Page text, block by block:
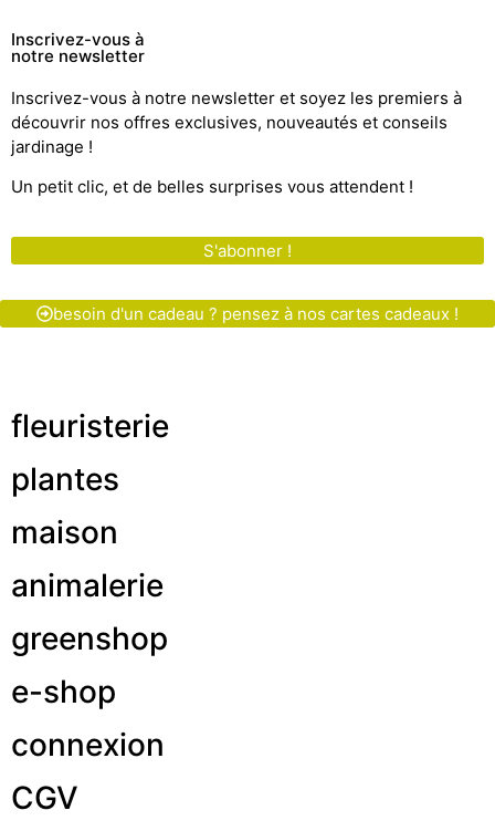
Inscrivez-vous à
notre newsletter
Inscrivez-vous à notre newsletter et soyez les premiers à
découvrir nos offres exclusives, nouveautés et conseils
jardinage !
Un petit clic, et de belles surprises vous attendent !
S'abonner !
besoin d'un cadeau ? pensez à nos cartes cadeaux !
fleuristerie
plantes
maison
animalerie
greenshop
e-shop
connexion
CGV